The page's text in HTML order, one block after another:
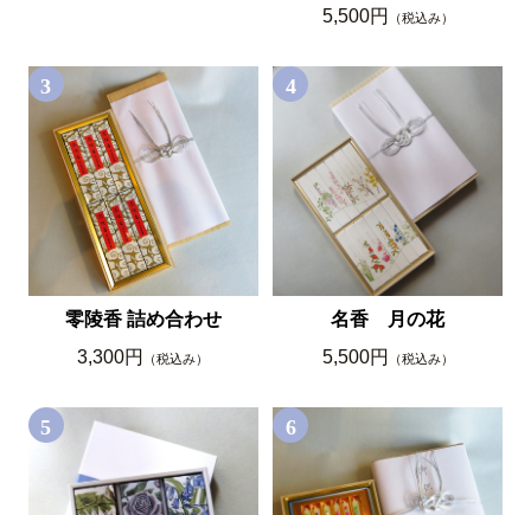
5,500円 （税込み）
3
零陵香 詰め合わせ
3,300円
（税込み）
4
名香 月の花
5,500円
（税込み）
5 6